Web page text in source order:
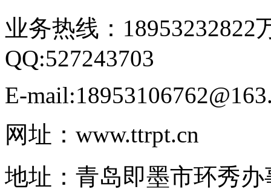
业务热线：18953232822
QQ:527243703
E-
网址：www.ttrpt.cn
地址：青岛即墨市环秀